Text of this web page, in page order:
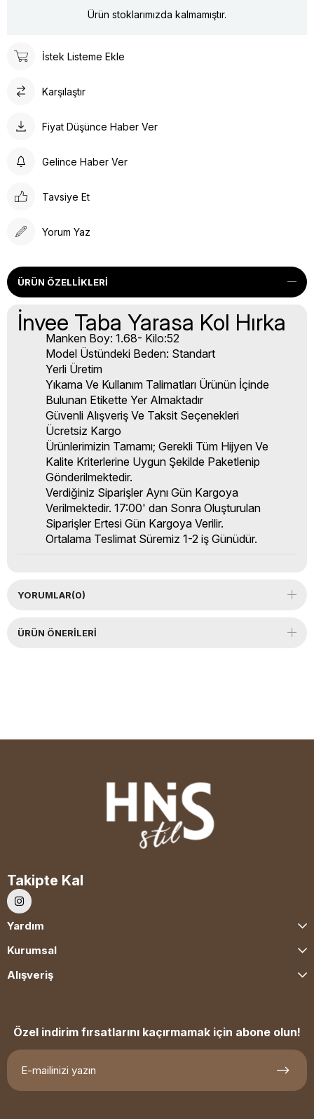
Ürün stoklarımızda kalmamıştır.
İstek Listeme Ekle
Karşılaştır
Fiyat Düşünce Haber Ver
Gelince Haber Ver
Tavsiye Et
Yorum Yaz
ÜRÜN ÖZELLIKLERI
İnvee Taba Yarasa Kol Hırka
Manken Boy: 1.68- Kilo:52
Model Üstündeki Beden: Standart
Yerli Üretim
Yıkama Ve Kullanım Talimatları Ürünün İçinde
Bulunan Etikette Yer Almaktadır
Güvenli Alışveriş Ve Taksit Seçenekleri
Ücretsiz Kargo
Ürünlerimizin Tamamı; Gerekli Tüm Hijyen Ve
Kalite Kriterlerine Uygun Şekilde Paketlenip
Gönderilmektedir.
Verdiğiniz Siparişler Aynı Gün Kargoya
Verilmektedir. 17:00' dan Sonra Oluşturulan
Siparişler Ertesi Gün Kargoya Verilir.
Ortalama Teslimat Süremiz 1-2 iş Günüdür.
YORUMLAR(0)
ÜRÜN ÖNERILERI
Takipte Kal
Yardım
Kurumsal
Alışveriş
Özel indirim fırsatlarını kaçırmamak için abone olun!